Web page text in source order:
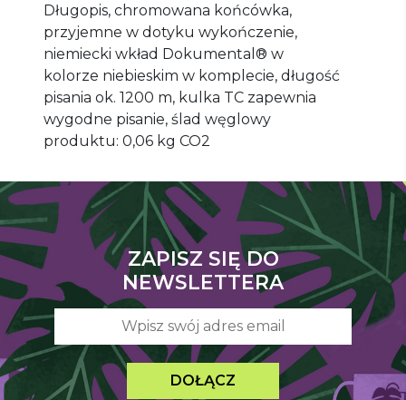
Długopis, chromowana końcówka,
przyjemne w dotyku wykończenie,
niemiecki wkład Dokumental® w
kolorze niebieskim w komplecie, długość
pisania ok. 1200 m, kulka TC zapewnia
wygodne pisanie, ślad węglowy
produktu: 0,06 kg CO2
ZAPISZ SIĘ DO
NEWSLETTERA
DOŁĄCZ